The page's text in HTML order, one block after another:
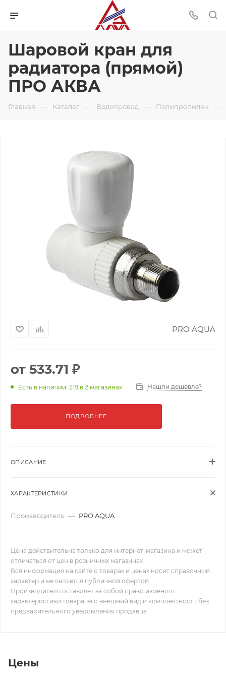
Шаровой кран для
радиатора (прямой)
ПРО АКВА
Главная — Каталог — Водопровод — Полипропилен —
PRO AQUA
от 533.71 ₽
Есть в наличии: 219 в 2 магазинах Нашли дешевле?
ПОДРОБНЕЕ
ОПИСАНИЕ
ХАРАКТЕРИСТИКИ
Производитель — PRO AQUA
Цена действительна только для интернет-магазина и может
отличаться от цен в розничных магазинах
Вся информация на сайте о товарах и ценах носит справочный
характер и не является публичной офертой.
Производитель оставляет за собой право изменять
характеристики товара, его внешний вид и комплектность без
предварительного уведомления продавца
Цены